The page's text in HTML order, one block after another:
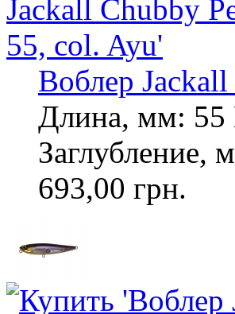
Воблер
Длина, мм: 55
Заглубление,
693,00 грн.